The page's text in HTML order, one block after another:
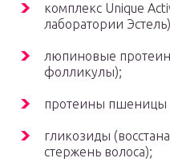
комплекс Unique
лаборатории
люпиновые
фолликулы);
протеины пшеницы
гликозиды
стержень волоса);